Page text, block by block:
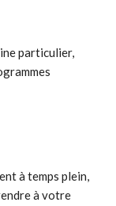
particulier,
à temps plein,
à votre